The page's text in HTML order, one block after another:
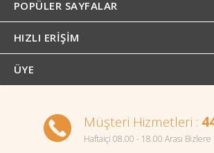
POPÜLER SAYFALAR
HIZLI ERIŞIM
ÜYE
Müşteri Hizmetleri :
Haftaiçi 08.00 - 18.00 Arası